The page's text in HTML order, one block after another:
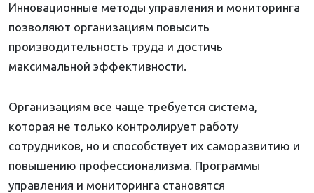
Инновационные методы управления и мониторинга
позволяют организациям повысить
производительность труда и достичь
максимальной эффективности.
Организациям все чаще требуется система,
которая не только контролирует работу
сотрудников, но и способствует их саморазвитию и
повышению профессионализма. Программы
управления и мониторинга становятся